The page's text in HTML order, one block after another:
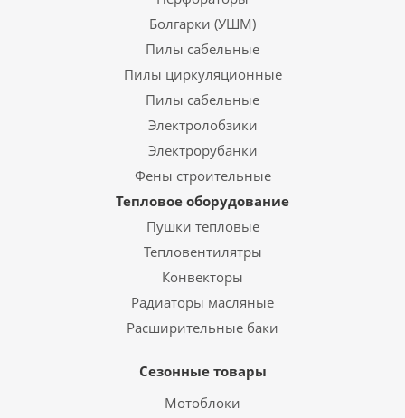
Болгарки (УШМ)
Пилы сабельные
Пилы циркуляционные
Пилы сабельные
Электролобзики
Электрорубанки
Фены строительные
Тепловое оборудование
Пушки тепловые
Тепловентилятры
Конвекторы
Радиаторы масляные
Расширительные баки
Сезонные товары
Мотоблоки